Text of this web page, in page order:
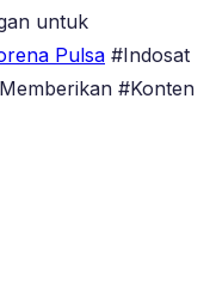
untuk
Pulsa #Indosat
#Konten